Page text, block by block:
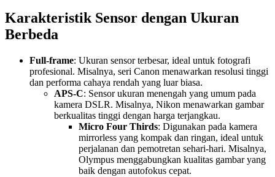
Karakteristik Sensor dengan Ukuran
Berbeda
Full-frame: Ukuran sensor terbesar, ideal untuk fotografi
profesional. Misalnya, seri Canon menawarkan resolusi tinggi
dan performa cahaya rendah yang luar biasa.
APS-C: Sensor ukuran menengah yang umum pada
kamera DSLR. Misalnya, Nikon menawarkan gambar
berkualitas tinggi dengan harga terjangkau.
Micro Four Thirds: Digunakan pada kamera
mirrorless yang kompak dan ringan, ideal untuk
perjalanan dan pemotretan sehari-hari. Misalnya,
Olympus menggabungkan kualitas gambar yang
baik dengan autofokus cepat.